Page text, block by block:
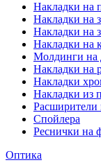
Накладки на
Накладки на
Накладки на
Накладки на
Молдинги на
Накладки на
Накладки
Накладки из
Расширители
Спойлера
Реснички на
Оптика